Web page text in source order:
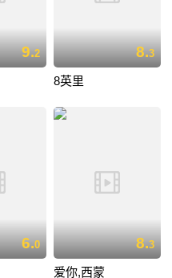
9.2 8.3
8英里
6.0 8.3
爱你,西蒙